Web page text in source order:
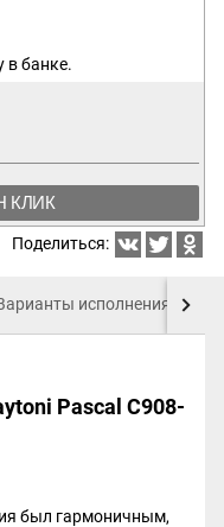
в банке.
КЛИК
Поделиться:
исполнения
Pascal C908-
был гармоничным,